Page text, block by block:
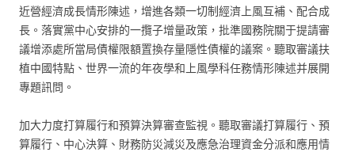
近營經濟成長情形陳述，增進各類一切制經濟上風互補、配合成
長。落實黨中心安排的一攬子增量政策，批準國務院關于提請審
議增添處所當局債權限額置換存量隱性債權的議案。聽取審議扶
植中國特點、世界一流的年夜學和上風學科任務情形陳述并展開
專題訊問。
加大力度打算履行和預算決算審查監視。聽取審議打算履行、預
算履行、中心決算、財務防災減災及應急治理資金分派和應用情